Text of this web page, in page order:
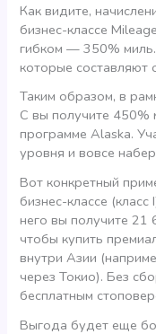
Как видите,
бизнес-класcе
гибком — 350% миль.
которые
Таким образом, в
С вы получите 450%
программе Alaska.
уровня и вовсе
Вот конкретный
бизнес-классе
него вы получите 21
чтобы купить
внутри Азии
через Токио). Без
бесплатным
Выгода будет еще